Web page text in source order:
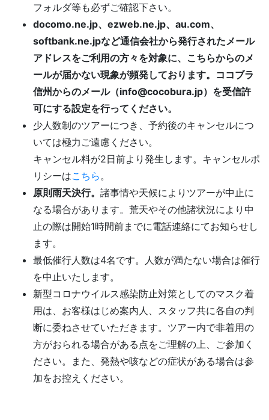
フォルダ等も必ずご確認下さい。
docomo.ne.jp、ezweb.ne.jp、au.com、
softbank.ne.jpなど通信会社から発行されたメール
アドレスをご利用の方々を対象に、こちらからのメ
ールが届かない現象が頻発しております。ココブラ
信州からのメール（info@cocobura.jp）を受信許
可にする設定を行ってください。
少人数制のツアーにつき、予約後のキャンセルにつ
いては極力ご遠慮ください。
キャンセル料が2日前より発生します。キャンセルポ
リシーはこちら 。
原則雨天決行。 諸事情や天候によりツアーが中止に
なる場合があります。荒天やその他諸状況により中
止の際は開始1時間前までに電話連絡にてお知らせし
ます。
最低催行人数は4名です。人数が満たない場合は催行
を中止いたします。
新型コロナウイルス感染防止対策としてのマスク着
用は、お客様はじめ案内人、スタッフ共に各自の判
断に委ねさせていただきます。ツアー内で非着用の
方がおられる場合がある点をご理解の上、ご参加く
ださい。また、発熱や咳などの症状がある場合は参
加をお控えください。